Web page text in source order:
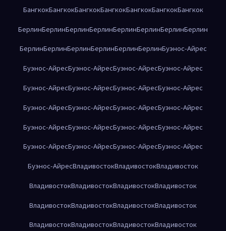
БангкокБангкокБангкокБангкокБангкокБангкокБангкок
БерлинБерлинБерлинБерлинБерлинБерлинБерлинБерлин
БерлинБерлинБерлинБерлинБерлинБерлинБуэнос-Айрес
Буэнос-АйресБуэнос-АйресБуэнос-АйресБуэнос-Айрес
Буэнос-АйресБуэнос-АйресБуэнос-АйресБуэнос-Айрес
Буэнос-АйресБуэнос-АйресБуэнос-АйресБуэнос-Айрес
Буэнос-АйресБуэнос-АйресБуэнос-АйресБуэнос-Айрес
Буэнос-АйресБуэнос-АйресБуэнос-АйресБуэнос-Айрес
Буэнос-АйресВладивостокВладивостокВладивосток
ВладивостокВладивостокВладивостокВладивосток
ВладивостокВладивостокВладивостокВладивосток
ВладивостокВладивостокВладивостокВладивосток